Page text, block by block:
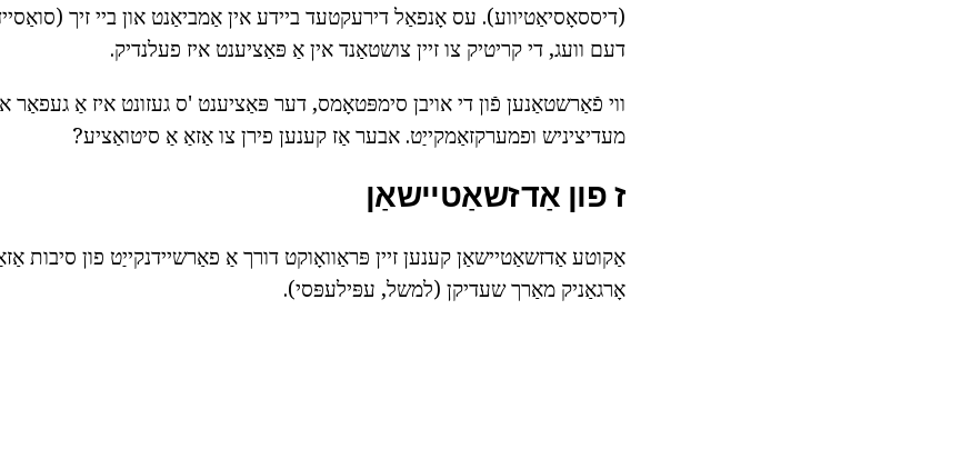
דעם וועג, די קריטיק צו זיין צושטאַנד אין אַ פּאַציענט איז פעלנדיק.
ווי פֿאַרשטאַנען פֿון די אויבן סימפּטאָמס, דער פּאַציענט 'ס געזונט איז אַ געפאַר
מעדיציניש ופמערקזאַמקייַט. אבער אַז קענען פירן צו אַזאַ אַ סיטואַציע?
ז פון אַדזשאַטיישאַן
אַקוטע אַדזשאַטיישאַן קענען זיין פּראַוואָוקט דורך אַ פאַרשיידנקייַט פון סיבות
אָרגאַניק מאַרך שעדיקן (למשל, עפּילעפּסי).